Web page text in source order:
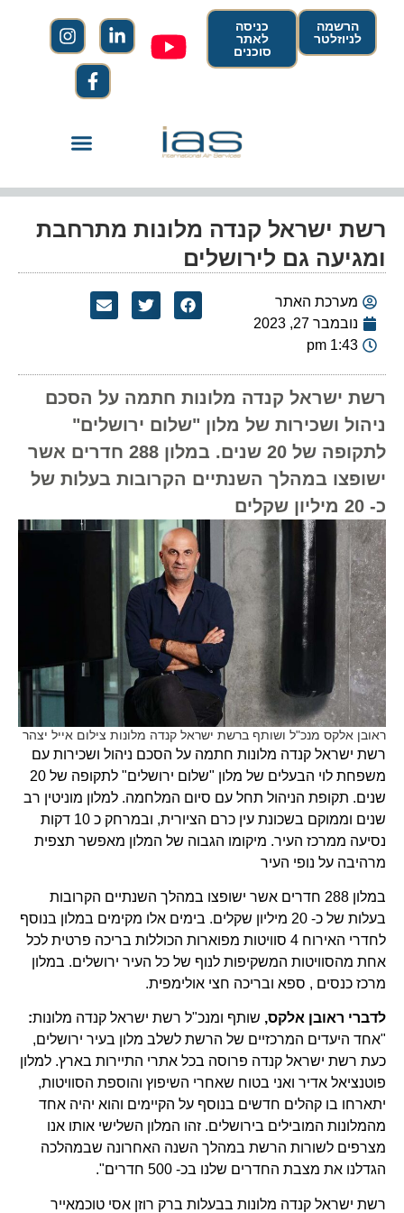
הרשמה
לניוזלטר
כניסה
לאתר
סוכנים
רשת ישראל קנדה מלונות מתרחבת
ומגיעה גם לירושלים
מערכת האתר
נובמבר 27, 2023
1:43 pm
רשת ישראל קנדה מלונות חתמה על הסכם
ניהול ושכירות של מלון "שלום ירושלים"
לתקופה של 20 שנים. במלון 288 חדרים אשר
ישופצו במהלך השנתיים הקרובות בעלות של
כ- 20 מיליון שקלים
ראובן אלקס מנכ"ל ושותף ברשת ישראל קנדה מלונות צילום אייל יצהר
רשת ישראל קנדה מלונות חתמה על הסכם ניהול ושכירות עם
משפחת לוי הבעלים של מלון "שלום ירושלים" לתקופה של 20
שנים. תקופת הניהול תחל עם סיום המלחמה. למלון מוניטין רב
שנים וממוקם בשכונת עין כרם הציורית, ובמרחק כ 10 דקות
נסיעה ממרכז העיר. מיקומו הגבוה של המלון מאפשר תצפית
מרהיבה על נופי העיר
במלון 288 חדרים אשר ישופצו במהלך השנתיים הקרובות
בעלות של כ- 20 מיליון שקלים. בימים אלו מקימים במלון בנוסף
לחדרי האירוח 4 סוויטות מפוארות הכוללות בריכה פרטית לכל
אחת מהסוויטות המשקיפות לנוף של כל העיר ירושלים. במלון
מרכז כנסים , ספא ובריכה חצי אולימפית.
לדברי ראובן אלקס, שותף ומנכ"ל רשת ישראל קנדה מלונות:
"אחד היעדים המרכזיים של הרשת לשלב מלון בעיר ירושלים,
כעת רשת ישראל קנדה פרוסה בכל אתרי התיירות בארץ. למלון
פוטנציאל אדיר ואני בטוח שאחרי השיפוץ והוספת הסוויטות,
יתארחו בו קהלים חדשים בנוסף על הקיימים והוא יהיה אחד
מהמלונות המובילים בירושלים. זהו המלון השלישי אותו אנו
מצרפים לשורות הרשת במהלך השנה האחרונה שבמהלכה
הגדלנו את מצבת החדרים שלנו בכ- 500 חדרים".
רשת ישראל קנדה מלונות בבעלות ברק רוזן אסי טוכמאייר